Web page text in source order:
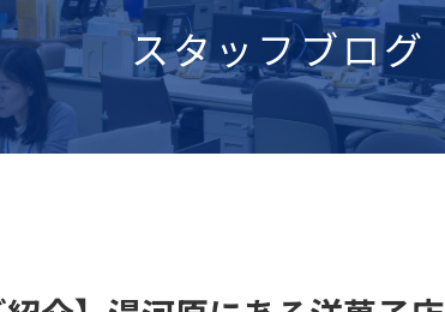
スタッフブログ